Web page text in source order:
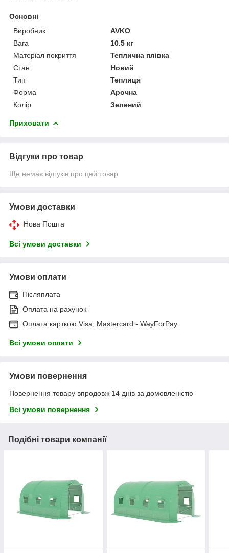
Основні
Виробник
AVKO
Вага
10.5 кг
Матеріал покриття
Теплична плівка
Стан
Новий
Тип
Теплиця
Форма
Арочна
Колір
Зелений
Приховати
Відгуки про товар
Ще немає відгуків про цей товар
Умови доставки
Нова Пошта
Всі умови доставки
Умови оплати
Післяплата
Оплата на рахунок
Оплата карткою Visa, Mastercard - WayForPay
Всі умови оплати
Умови повернення
Повернення товару впродовж 14 днів за домовленістю
Всі умови повернення
Подібні товари компанії